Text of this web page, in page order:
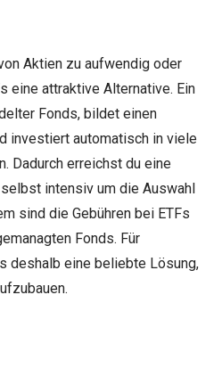
Aktien zu aufwendig oder
eine attraktive Alternative. Ein
Fonds, bildet einen
investiert automatisch in viele
Dadurch erreichst du eine
intensiv um die Auswahl
sind die Gebühren bei ETFs
Fonds. Für
deshalb eine beliebte Lösung,